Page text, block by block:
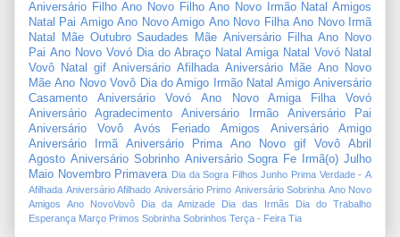
Aniversário Filho Ano Novo Filho Ano Novo Irmão Natal Amigos
Natal Pai Amigo Ano Novo Amigo Ano Novo Filha Ano Novo Irmã
Natal Mãe Outubro Saudades Mãe Aniversário Filha Ano Novo
Pai Ano Novo Vovó Dia do Abraço Natal Amiga Natal Vovó Natal
Vovô
Natal gif Aniversário Afilhada Aniversário Mãe Ano Novo
Mãe Ano Novo Vovô Dia do Amigo Irmão Natal Amigo Aniversário
Casamento
Aniversário Vovó Ano Novo Amiga Filha
Vovó
Aniversário Agradecimento
Aniversário Irmão
Aniversário Pai
Aniversário Vovô
Avós Feriado Amigos
Aniversário Amigo
Aniversário Irmã
Aniversário Prima Ano Novo gif Vovô
Abril
Agosto Aniversário Sobrinho Aniversário Sogra Fe Irmã(o) Julho
Maio Novembro Primavera Dia da Sogra Filhos Junho Prima Verdade - A
Afilhada Aniversário Afilhado Aniversário Primo Aniversário Sobrinha Ano Novo
Amigos
Ano NovoVovô Dia da Amizade Dia das Irmãs
Dia do Trabalho
Esperança Março Primos Sobrinha Sobrinhos Terça - Feira Tia